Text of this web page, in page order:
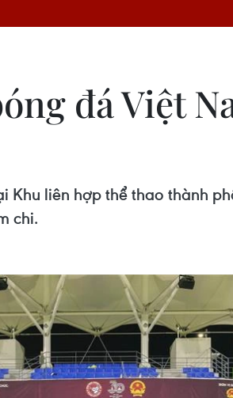
đá Việt
liên hợp thể thao thành
chi.